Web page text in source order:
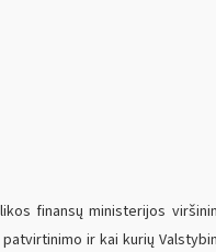
finansų ministerijos
ir kai kurių